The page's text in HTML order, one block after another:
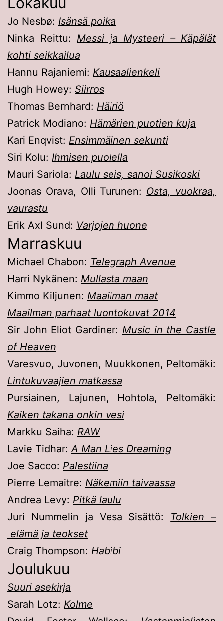
Jo Nesbø: Isänsä poika
Ninka Reittu: Messi ja Mysteeri – Käpälät
kohti seikkailua
Hannu Rajaniemi: Kausaalienkeli
Hugh Howey: Siirros
Thomas Bernhard: Häiriö
Patrick Modiano: Hämärien puotien kuja
Kari Enqvist: Ensimmäinen sekunti
Siri Kolu: Ihmisen puolella
Mauri Sariola: Laulu seis, sanoi Susikoski
Joonas Orava, Olli Turunen: Osta, vuokraa,
vaurastu
Erik Axl Sund: Varjojen huone
Marraskuu
Michael Chabon: Telegraph Avenue
Harri Nykänen: Mullasta maan
Kimmo Kiljunen: Maailman maat
Maailman parhaat luontokuvat 2014
Sir John Eliot Gardiner: Music in the Castle
of Heaven
Varesvuo, Juvonen, Muukkonen, Peltomäki:
Lintukuvaajien matkassa
Pursiainen, Lajunen, Hohtola, Peltomäki:
Kaiken takana onkin vesi
Markku Saiha: RAW
Lavie Tidhar:A Man Lies Dreaming
Joe Sacco: Palestiina
Pierre Lemaitre: Näkemiin taivaassa
Andrea Levy: Pitkä laulu
Juri Nummelin ja Vesa Sisättö: Tolkien –
elämä ja teokset
Craig Thompson: Habibi
Joulukuu
Suuri asekirja
Sarah Lotz: Kolme